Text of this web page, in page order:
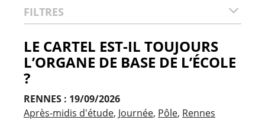
FILTRES
LE CARTEL EST-IL TOUJOURS
L’ORGANE DE BASE DE L’ÉCOLE
?
RENNES : 19/09/2026
Après-midis d'étude Journée Pôle Rennes